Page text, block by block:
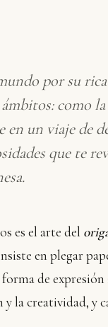
por su
como
en un viaje de
que te
es el arte del
en plegar
de
la creatividad, y